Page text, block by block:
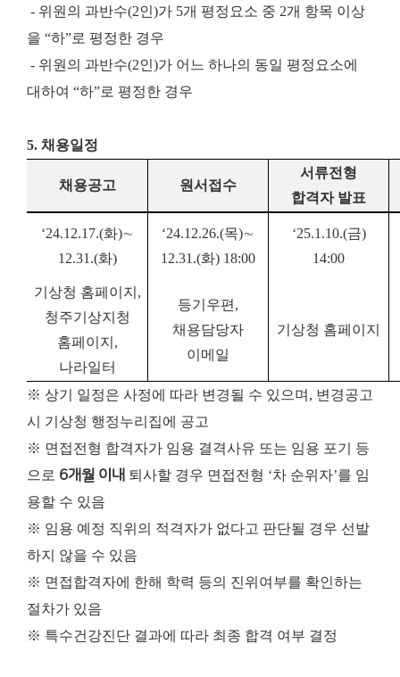
- 위원의 과반수(2인)가 5개 평정요소 중 2개 항목 이상
을 “하”로 평정한 경우
- 위원의 과반수(2인)가 어느 하나의 동일 평정요소에
대하여 “하”로 평정한 경우
5. 채용일정
채용공고 원서접수
서류전형
합격자 발표
‘24.12.17.(화)∼
12.31.(화)
‘24.12.26.(목)∼
12.31.(화) 18:00
‘25.1.10.(금)
14:00
기상청 홈페이지,
청주기상지청
홈페이지,
나라일터
등기우편,
채용담당자
이메일
기상청 홈페이지
※ 상기 일정은 사정에 따라 변경될 수 있으며, 변경공고
시 기상청 행정누리집에 공고
※ 면접전형 합격자가 임용 결격사유 또는 임용 포기 등
으로 6개월 이내 퇴사할 경우 면접전형 ‘차 순위자’를 임
용할 수 있음
※ 임용 예정 직위의 적격자가 없다고 판단될 경우 선발
하지 않을 수 있음
※ 면접합격자에 한해 학력 등의 진위여부를 확인하는
절차가 있음
※ 특수건강진단 결과에 따라 최종 합격 여부 결정